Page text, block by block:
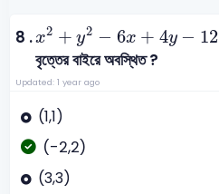
8 .x2 + y2 − 6x + 4y − 12
2 + 2- x+ y -12 0
বৃত্তের বাইরে অবস্থিত ?
Updated: 1 year ago
(1,1)
(-2,2)
(3,3)